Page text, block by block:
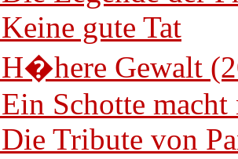
Keine gute Tat
H�here Gewalt
Ein Schotte
Die Tribute von